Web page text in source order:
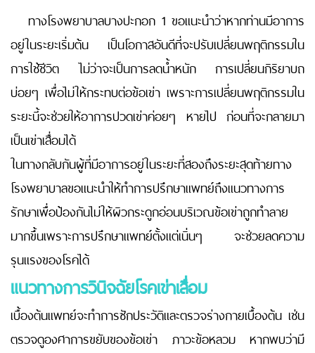
ทางโรงพยาบาลบางปะกอก 1 ขอแนะนำว่าหากท่านมีอาการ
อยู่ในระยะเริ่มต้น เป็นโอกาสอันดีที่จะปรับเปลี่ยนพฤติกรรมใน
การใช้ชีวิต ไม่ว่าจะเป็นการลดน้ำหนัก การเปลี่ยนกิริยาบถ
บ่อยๆ เพื่อไม่ให้กระทบต่อข้อเข่า เพราะการเปลี่ยนพฤติกรรมใน
ระยะนี้จะช่วยให้อาการปวดเข่าค่อยๆ หายไป ก่อนที่จะกลายมา
เป็นเข่าเสื่อมได้
ในทางกลับกันผู้ที่มีอาการอยู่ในระยะที่สองถึงระยะสุดท้ายทาง
โรงพยาบาลขอแนะนำให้ทำการปรึกษาแพทย์ถึงแนวทางการ
รักษาเพื่อป้องกันไม่ให้ผิวกระดูกอ่อนบริเวณข้อเข่าถูกทำลาย
มากขึ้นเพราะการปรึกษาแพทย์ตั้งแต่เนิ่นๆ จะช่วยลดความ
รุนแรงของโรคได้
แนวทางการวินิจฉัยโรคเข่าเสื่อม
เบื้องต้นแพทย์จะทำการซักประวัติและตรวจร่างกายเบื้องต้น เช่น
ตรวจดูองศาการขยับของข้อเข่า ภาวะข้อหลวม หากพบว่ามี